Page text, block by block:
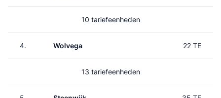
10 tariefeenheden
4. Wolvega 22 TE
13 tariefeenheden